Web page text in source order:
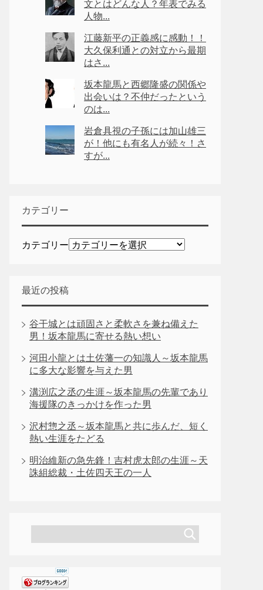
文とはどんな人？年表でみる
人物...
江藤新平の正義感に感動！！
大久保利通との対立から最期
はさ...
坂本龍馬と西郷隆盛の関係や
出会いは？不仲だったという
のは...
岩倉具視の子孫には加山雄三
が！他にも有名人が続々！さ
すが...
カテゴリー
カテゴリー
最近の投稿
谷干城とは頑固さと柔軟さを兼ね備えた
男！坂本龍馬に寄せる熱い想い
河田小龍とは土佐藩一の知識人～坂本龍馬
に多大な影響を与えた男
溝渕広之丞の生涯～坂本龍馬の先輩であり
海援隊のきっかけを作った男
沢村惣之丞～坂本龍馬と共に歩んだ、短く
熱い生涯をたどる
明治維新の急先鋒！吉村虎太郎の生涯～天
誅組総裁・土佐四天王の一人